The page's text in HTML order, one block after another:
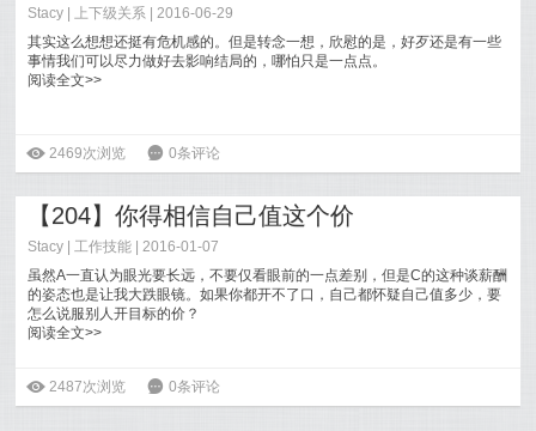
阅读全文>>
Stacy 上下级关系 | 2016-06-29
其实这么想想还挺有危机感的。但是转念一想，欣慰的是，好歹还是有一些
事情我们可以尽力做好去影响结局的，哪怕只是一点点。
阅读全文>>
ė 2469次浏览 6 0条评论
【204】你得相信自己值这个价
Stacy |工作技能 | 2016-01-07
虽然A一直认为眼光要长远，不要仅看眼前的一点差别，但是C的这种谈薪酬
的姿态也是让我大跌眼镜。如果你都开不了口，自己都怀疑自己值多少，要
怎么说服别人开目标的价？
阅读全文>>
ė 2487次浏览 6 0条评论